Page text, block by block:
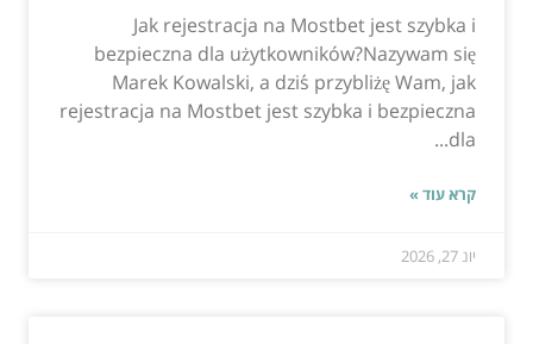
Jak rejestracja na Mostbet jest szybka i
bezpieczna dla użytkowników?Nazywam się
Marek Kowalski, a dziś przybliżę Wam, jak
rejestracja na Mostbet jest szybka i bezpieczna
dla...
קרא עוד »
יונ 27, 2026